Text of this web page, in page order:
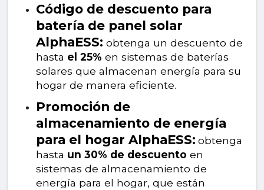
Código de descuento para
batería de panel solar
AlphaESS: obtenga un descuento de
hasta el 25% en sistemas de baterías
solares que almacenan energía para su
hogar de manera eficiente.
Promoción de
almacenamiento de energía
para el hogar AlphaESS: obtenga
hasta un 30% de descuento en
sistemas de almacenamiento de
energía para el hogar, que están